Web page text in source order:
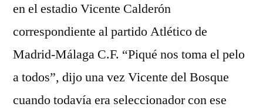
en el estadio Vicente Calderón
correspondiente al partido Atlético de
Madrid-Málaga C.F. “Piqué nos toma el pelo
a todos”, dijo una vez Vicente del Bosque
cuando todavía era seleccionador con ese